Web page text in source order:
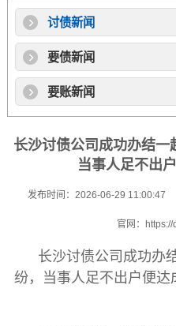
讨债新闻
要债新闻
要账新闻
长沙讨债公司成功办结一
当事人足不出
发布时间：2026-06-29 11:00:47
官网：
长沙讨债公司 成功办
纷，当事人足不出户便达